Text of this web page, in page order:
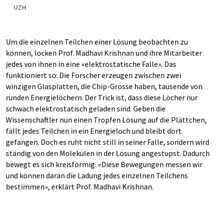
UZH
Um die einzelnen Teilchen einer Lösung beobachten zu
können, locken Prof. Madhavi Krishnan und ihre Mitarbeiter
jedes von ihnen in eine «elektrostatische Falle». Das
funktioniert so: Die Forscher erzeugen zwischen zwei
winzigen Glasplatten, die Chip-Grösse haben, tausende von
runden Energielöchern. Der Trick ist, dass diese Löcher nur
schwach elektrostatisch geladen sind. Geben die
Wissenschaftler nun einen Tropfen Lösung auf die Plättchen,
fällt jedes Teilchen in ein Energieloch und bleibt dort
gefangen. Doch es ruht nicht still in seiner Falle, sondern wird
ständig von den Molekülen in der Lösung angestupst. Dadurch
bewegt es sich kreisförmig. «Diese Bewegungen messen wir
und können daran die Ladung jedes einzelnen Teilchens
bestimmen», erklärt Prof. Madhavi Krishnan.